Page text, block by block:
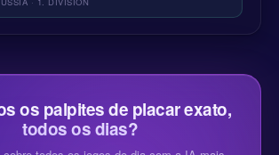
os palpites de placar exato,
todos os dias?